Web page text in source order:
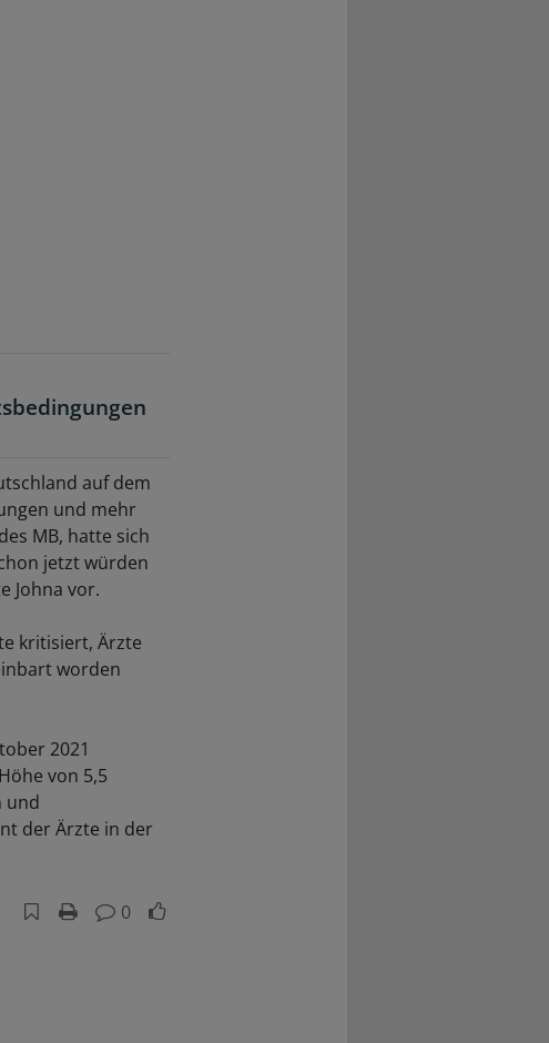
auf dem
und mehr
MB, hatte sich
jetzt würden
Johna vor.
kritisiert, Ärzte
worden
2021
von 5,5
und
der Ärzte in der
0